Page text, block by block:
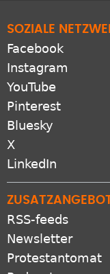
SOZIALE
Facebook
Instagram
YouTube
Pinterest
Bluesky
X
LinkedIn
RSS-feeds
Newsletter
Protestantomat